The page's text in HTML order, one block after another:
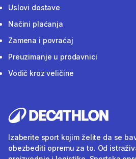
Uslovi dostave
Načini plaćanja
Zamena i povraćaj
Preuzimanje u prodavnici
Vodič kroz veličine
Izaberite sport kojim želite da se
obezbediti opremu za to. Od